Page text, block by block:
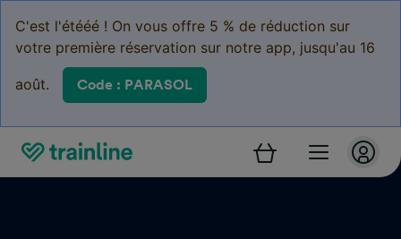
C'est l'étééé ! On vous offre 5 % de réduction sur
votre première réservation sur notre app, jusqu'au 16
août. Code : PARASOL